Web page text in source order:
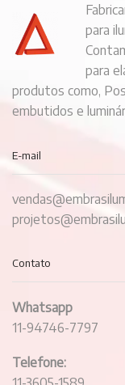
para
para
produtos como,
embutidos e
E-mail
Contato
Whatsapp
11-94746-7797
Telefone: